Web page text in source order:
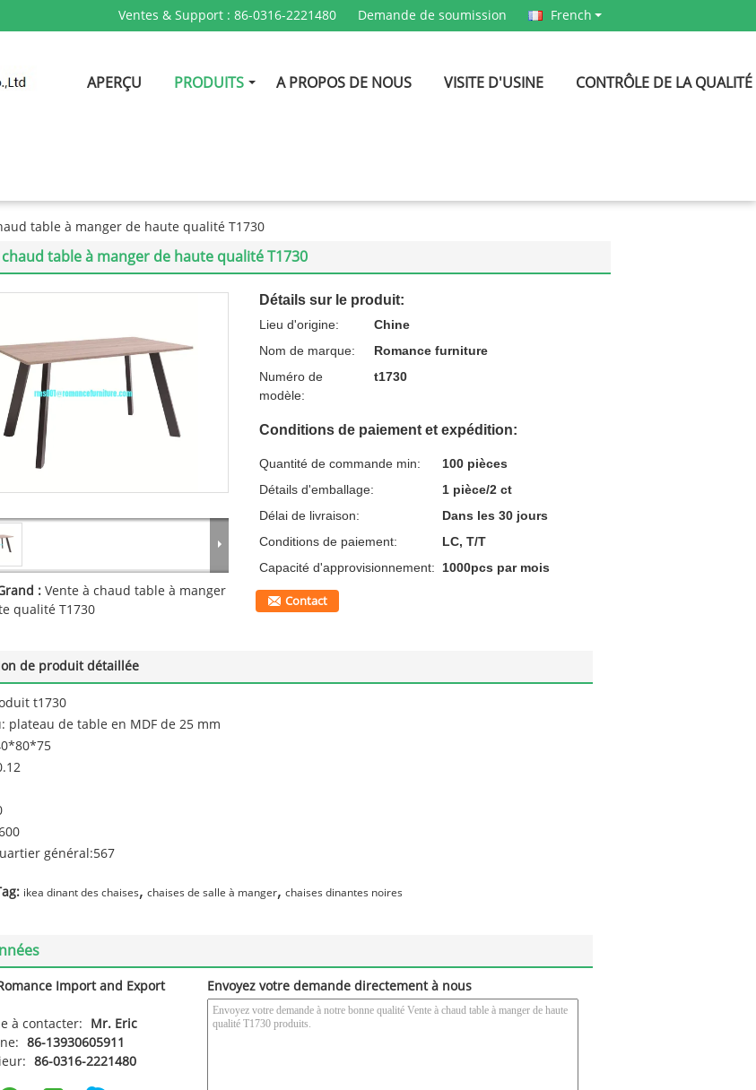
Ventes & Support : 86-0316-2221480 Demande de soumission French
APERÇU PRODUITS A PROPOS DE NOUS VISITE D'USINE CONTRÔLE DE LA QUALITÉ
table à manger de haute qualité T1730
table à manger de haute qualité T1730
: Vente à chaud table à manger
qualité T1730
Détails sur le produit:
Lieu d'origine:
Chine
Nom de marque:
Romance furniture
Numéro de
modèle:
t1730
Conditions de paiement et expédition:
Quantité de commande min:
100 pièces
Détails d'emballage:
1 pièce/2 ct
Délai de livraison:
Dans les 30 jours
Conditions de paiement:
LC, T/T
Capacité d'approvisionnement:
1000pcs par mois
Contact
de produit détaillée
t1730
plateau de table en MDF de 25 mm
général:567
ikea dinant des chaises, chaises de salle à manger, chaises dinantes noires
Import and Export
à contacter:
Mr. Eric
86-13930605911
86-0316-2221480
Envoyez votre demande directement à nous